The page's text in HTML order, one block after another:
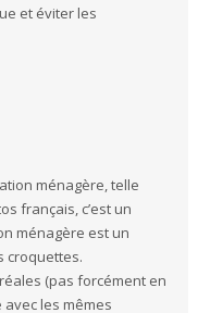
et éviter les
ménagère, telle
français, c’est un
ménagère est un
croquettes.
(pas forcément en
avec les mêmes